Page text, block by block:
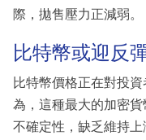
際，拋售壓力正減弱。
比特幣或迎反
比特幣價格正在對投
為，這種最大的加密
不確定性，缺乏維持上